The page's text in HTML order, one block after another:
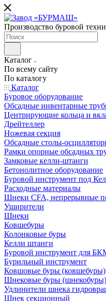
Производство буровой
Каталог
По всему сайту
По каталогу
Каталог
Буровое оборудование
Обсадные инвентарные
Центрирующие кольца и
Дрейтеллер
Ножевая секция
Обсадные столы-
Рамки опорные обсадных
Замковые келли-штанги
Бетонолитное оборудование
Буровой инструмент под
Расходные материалы
Шнеки CFA, непрерывные
Уширители
Шнеки
Ковшебуры
Колонковые буры
Келли штанги
Буровой инструмент для
Бурильный инструмент
Ковшовые буры (ковшебуры)
Шнековые буры (шнекобуры)
Удлинители шнека
Шнек секционный